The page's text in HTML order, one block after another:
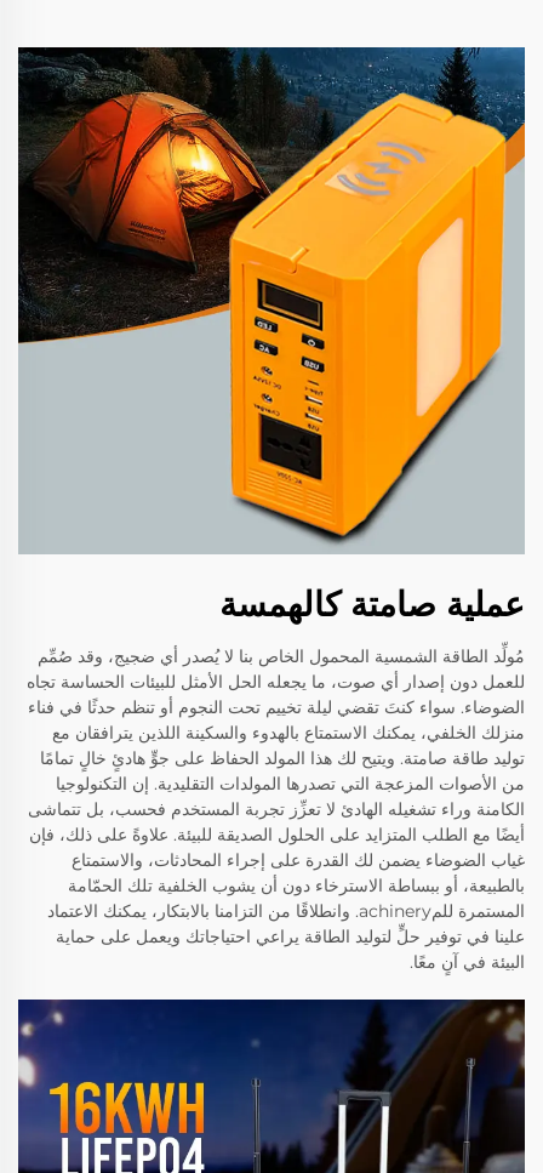
عملية صامتة كالهمسة
مُولِّد الطاقة الشمسية المحمول الخاص بنا لا يُصدر أي ضجيج، وقد صُمِّم
للعمل دون إصدار أي صوت، ما يجعله الحل الأمثل للبيئات الحساسة تجاه
الضوضاء. سواء كنتَ تقضي ليلة تخييم تحت النجوم أو تنظم حدثًا في فناء
منزلك الخلفي، يمكنك الاستمتاع بالهدوء والسكينة اللذين يترافقان مع
توليد طاقة صامتة. ويتيح لك هذا المولد الحفاظ على جوٍّ هادئٍ خالٍ تمامًا
من الأصوات المزعجة التي تصدرها المولدات التقليدية. إن التكنولوجيا
الكامنة وراء تشغيله الهادئ لا تعزِّز تجربة المستخدم فحسب، بل تتماشى
أيضًا مع الطلب المتزايد على الحلول الصديقة للبيئة. علاوةً على ذلك، فإن
غياب الضوضاء يضمن لك القدرة على إجراء المحادثات، والاستمتاع
بالطبيعة، أو ببساطة الاسترخاء دون أن يشوب الخلفية تلك الحمّامة
المستمرة للمachinery. وانطلاقًا من التزامنا بالابتكار، يمكنك الاعتماد
علينا في توفير حلٍّ لتوليد الطاقة يراعي احتياجاتك ويعمل على حماية
البيئة في آنٍ معًا.